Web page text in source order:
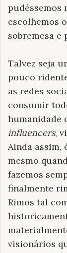
pudéssemos
escolhemos
sobremesa e
Talvez seja
pouco
as redes
consumir
humanidade
influencers,
Ainda assim,
mesmo
fazemos
finalmente
Rimos tal
visionários